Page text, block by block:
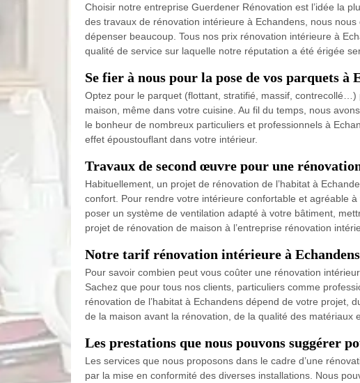
Choisir notre entreprise Guerdener Rénovation est l’idée la
des travaux de rénovation intérieure à Echandens, nous
dépenser beaucoup. Tous nos prix rénovation intérieure à
qualité de service sur laquelle notre réputation a été érigée
Se fier à nous pour la pose de vos parquets à
Optez pour le parquet (flottant, stratifié, massif,
maison, même dans votre cuisine. Au fil du temps, nous
le bonheur de nombreux particuliers et professionnels à
effet époustouflant dans votre intérieur.
Travaux de second œuvre pour une
Habituellement, un projet de rénovation de l’habitat à
confort. Pour rendre votre intérieure confortable et agréable
poser un système de ventilation adapté à votre bâtiment,
projet de rénovation de maison à l’entreprise rénovation
Notre tarif rénovation intérieure à
Pour savoir combien peut vous coûter une rénovation
Sachez que pour tous nos clients, particuliers comme
rénovation de l’habitat à Echandens dépend de votre projet,
de la maison avant la rénovation, de la qualité des matériaux
Les prestations que nous pouvons suggérer
Les services que nous proposons dans le cadre d’une
par la mise en conformité des diverses installations. Nous